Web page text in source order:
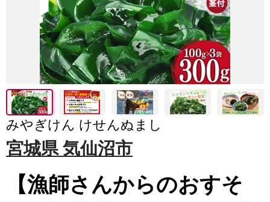
みやぎけん けせんぬまし
宮城県 気仙沼市
【漁師さんからのおすそ